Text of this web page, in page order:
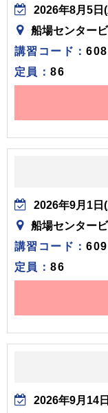
2026年8月5日
船場センター
講習コード：
定員：86
2026年9月1日
船場センター
講習コード：
定員：86
2026年9月14